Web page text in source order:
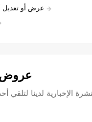
عرض أو تعديل
الإخبارية لدينا لتلقي